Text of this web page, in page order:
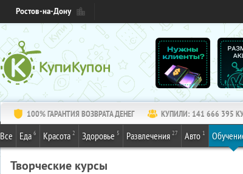
Ростов-на-Дону
100% ГАРАНТИЯ ВОЗВРАТА ДЕНЕГ КУПИЛИ: 141 666 395
Все Еда 6 Красота 2 Здоровье 5 Развлечения 27 Авто 1
Творческие курсы